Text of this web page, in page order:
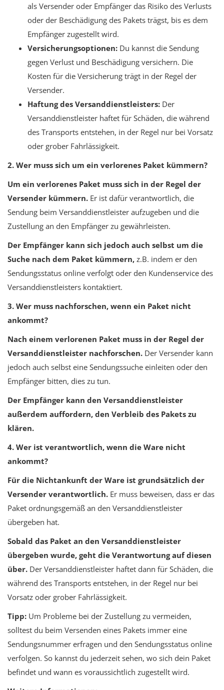
als Versender oder Empfänger das Risiko des Verlusts
oder der Beschädigung des Pakets trägst, bis es dem
Empfänger zugestellt wird.
Versicherungsoptionen: Du kannst die Sendung
gegen Verlust und Beschädigung versichern. Die
Kosten für die Versicherung trägt in der Regel der
Versender.
Haftung des Versanddienstleisters: Der
Versanddienstleister haftet für Schäden, die während
des Transports entstehen, in der Regel nur bei Vorsatz
oder grober Fahrlässigkeit.
2. Wer muss sich um ein verlorenes Paket kümmern?
Um ein verlorenes Paket muss sich in der Regel der
Versender kümmern. Er ist dafür verantwortlich, die
Sendung beim Versanddienstleister aufzugeben und die
Zustellung an den Empfänger zu gewährleisten.
Der Empfänger kann sich jedoch auch selbst um die
Suche nach dem Paket kümmern, z.B. indem er den
Sendungsstatus online verfolgt oder den Kundenservice des
Versanddienstleisters kontaktiert.
3. Wer muss nachforschen, wenn ein Paket nicht
ankommt?
Nach einem verlorenen Paket muss in der Regel der
Versanddienstleister nachforschen. Der Versender kann
jedoch auch selbst eine Sendungssuche einleiten oder den
Empfänger bitten, dies zu tun.
Der Empfänger kann den Versanddienstleister
außerdem auffordern, den Verbleib des Pakets zu
klären.
4. Wer ist verantwortlich, wenn die Ware nicht
ankommt?
Für die Nichtankunft der Ware ist grundsätzlich der
Versender verantwortlich. Er muss beweisen, dass er das
Paket ordnungsgemäß an den Versanddienstleister
übergeben hat.
Sobald das Paket an den Versanddienstleister
übergeben wurde, geht die Verantwortung auf diesen
über. Der Versanddienstleister haftet dann für Schäden, die
während des Transports entstehen, in der Regel nur bei
Vorsatz oder grober Fahrlässigkeit.
Tipp: Um Probleme bei der Zustellung zu vermeiden,
solltest du beim Versenden eines Pakets immer eine
Sendungsnummer erfragen und den Sendungsstatus online
verfolgen. So kannst du jederzeit sehen, wo sich dein Paket
befindet und wann es voraussichtlich zugestellt wird.